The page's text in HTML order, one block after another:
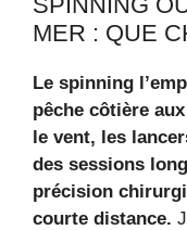
MER : QUE
Le spinning
pêche côtière
le vent, les
des sessions
précision
courte distance.